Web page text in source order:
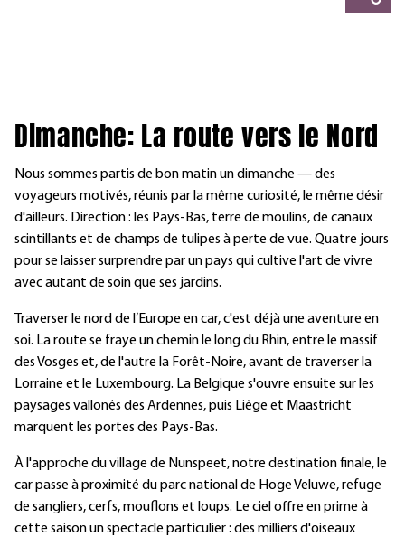
Dimanche: La route vers le Nord
Nous sommes partis de bon matin un dimanche — des
voyageurs motivés, réunis par la même curiosité, le même désir
d'ailleurs. Direction : les Pays-Bas, terre de moulins, de canaux
scintillants et de champs de tulipes à perte de vue. Quatre jours
pour se laisser surprendre par un pays qui cultive l'art de vivre
avec autant de soin que ses jardins.
Traverser le nord de l’Europe en car, c'est déjà une aventure en
soi. La route se fraye un chemin le long du Rhin, entre le massif
des Vosges et, de l'autre la Forêt-Noire, avant de traverser la
Lorraine et le Luxembourg. La Belgique s'ouvre ensuite sur les
paysages vallonés des Ardennes, puis Liège et Maastricht
marquent les portes des Pays-Bas.
À l'approche du village de Nunspeet, notre destination finale, le
car passe à proximité du parc national de Hoge Veluwe, refuge
de sangliers, cerfs, mouflons et loups. Le ciel offre en prime à
cette saison un spectacle particulier : des milliers d'oiseaux